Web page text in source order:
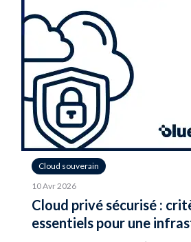
Cloud souverain
10 Avr 2026
Cloud privé sécurisé :
essentiels pour une